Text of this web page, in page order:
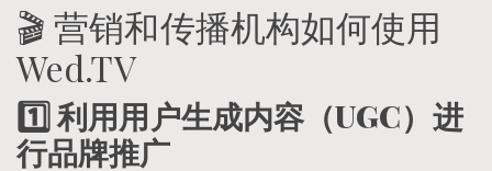
🎬 营销和传播机构如何使用
Wed.TV
1️⃣ 利用用户生成内容（UGC）进
行品牌推广